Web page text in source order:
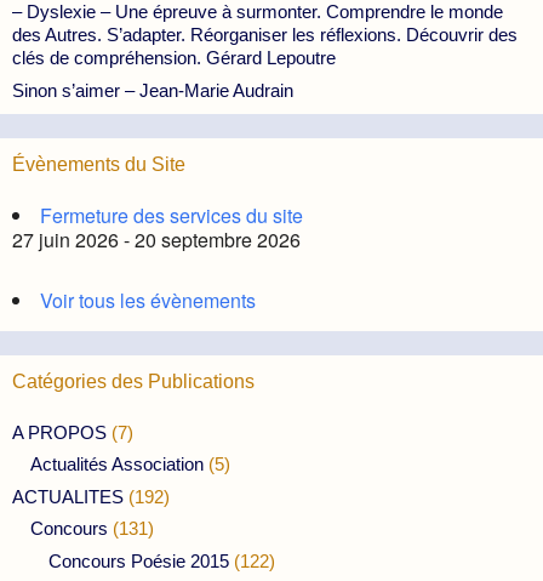
– Dyslexie – Une épreuve à surmonter. Comprendre le monde
des Autres. S’adapter. Réorganiser les réflexions. Découvrir des
clés de compréhension. Gérard Lepoutre
Sinon s’aimer – Jean-Marie Audrain
Évènements du Site
Fermeture des services du site
27 juin 2026 - 20 septembre 2026
Voir tous les évènements
Catégories des Publications
A PROPOS (7)
Actualités Association (5)
ACTUALITES (192)
Concours (131)
Concours Poésie 2015 (122)